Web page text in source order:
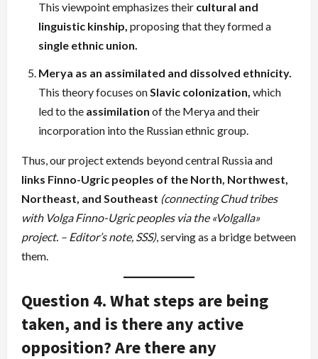
This viewpoint emphasizes their cultural and
linguistic kinship, proposing that they formed a
single ethnic union.
Merya as an assimilated and dissolved ethnicity.
This theory focuses on Slavic colonization, which
led to the assimilation of the Merya and their
incorporation into the Russian ethnic group.
Thus, our project extends beyond central Russia and
links Finno-Ugric peoples of the North, Northwest,
Northeast, and Southeast (connecting Chud tribes
with Volga Finno-Ugric peoples via the «Volgalla»
project. – Editor’s note, SSS), serving as a bridge between
them.
Question 4. What steps are being
taken, and is there any active
opposition? Are there any